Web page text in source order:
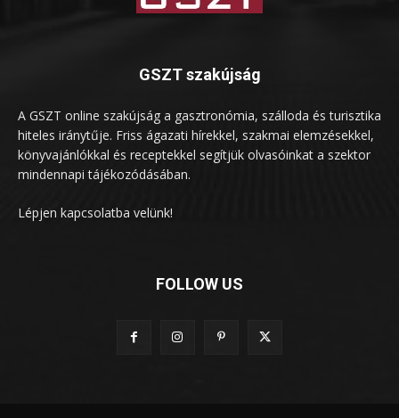
GSZT szakújság
A GSZT online szakújság a gasztronómia, szálloda és turisztika
hiteles iránytűje. Friss ágazati hírekkel, szakmai elemzésekkel,
könyvajánlókkal és receptekkel segítjük olvasóinkat a szektor
mindennapi tájékozódásában.
Lépjen kapcsolatba velünk!
FOLLOW US